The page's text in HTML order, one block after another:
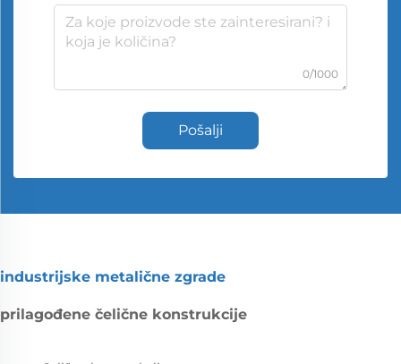
0/1000
Pošalji
industrijske metalične zgrade
prilagođene čelične konstrukcije